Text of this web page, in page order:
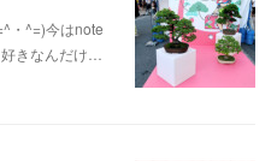
・^=)今はnote
きなんだけ…